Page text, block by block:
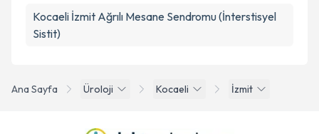
Ana Sayfa Üroloji Kocaeli İzmit
Kocaeli İzmit Ağrılı Mesane Sendromu (İnterstisyel
Sistit)